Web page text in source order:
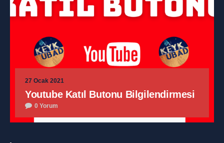
27 Ocak 2021
Youtube Katıl Butonu Bilgilendirmesi
0 Yorum